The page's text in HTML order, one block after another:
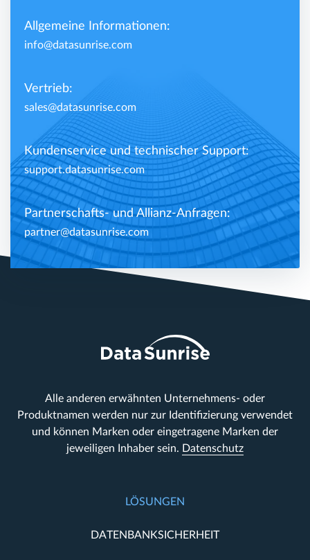
Allgemeine Informationen:
info@datasunrise.com
Vertrieb:
sales@datasunrise.com
Kundenservice und technischer Support:
support.datasunrise.com
Partnerschafts- und Allianz-Anfragen:
partner@datasunrise.com
Alle anderen erwähnten Unternehmens- oder
Produktnamen werden nur zur Identifizierung verwendet
und können Marken oder eingetragene Marken der
jeweiligen Inhaber sein. Datenschutz
LÖSUNGEN
DATENBANKSICHERHEIT